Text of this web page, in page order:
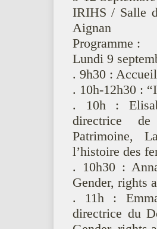
IRIHS / Salle
Aignan
Programme :
Lundi 9
. 9h30 :
. 10h-12h30 :
. 10h :
directrice
Patrimoine,
l’histoire des
. 10h30 :
Gender, rights
. 11h :
directrice du